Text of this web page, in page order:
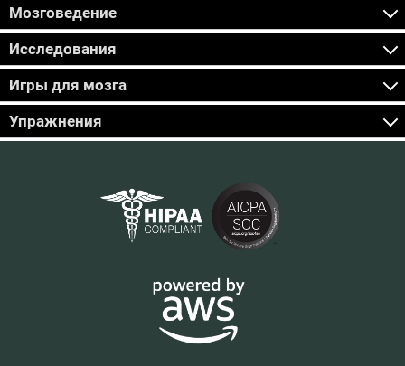
Мозговедение
Исследования
Игры для мозга
Упражнения